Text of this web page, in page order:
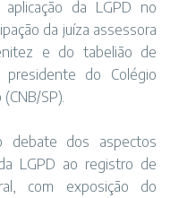
da LGPD no
da juíza assessora
e do tabelião de
do Colégio
SP).
debate dos aspectos
LGPD ao registro de
com exposição do